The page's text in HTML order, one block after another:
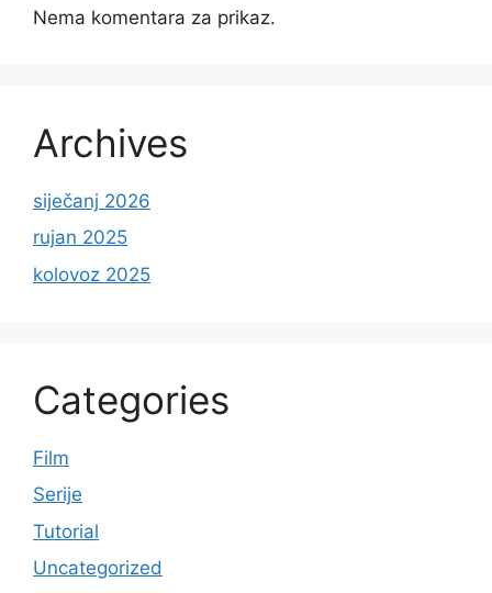
Nema komentara za prikaz.
Archives
siječanj 2026
rujan 2025
kolovoz 2025
Categories
Film
Serije
Tutorial
Uncategorized